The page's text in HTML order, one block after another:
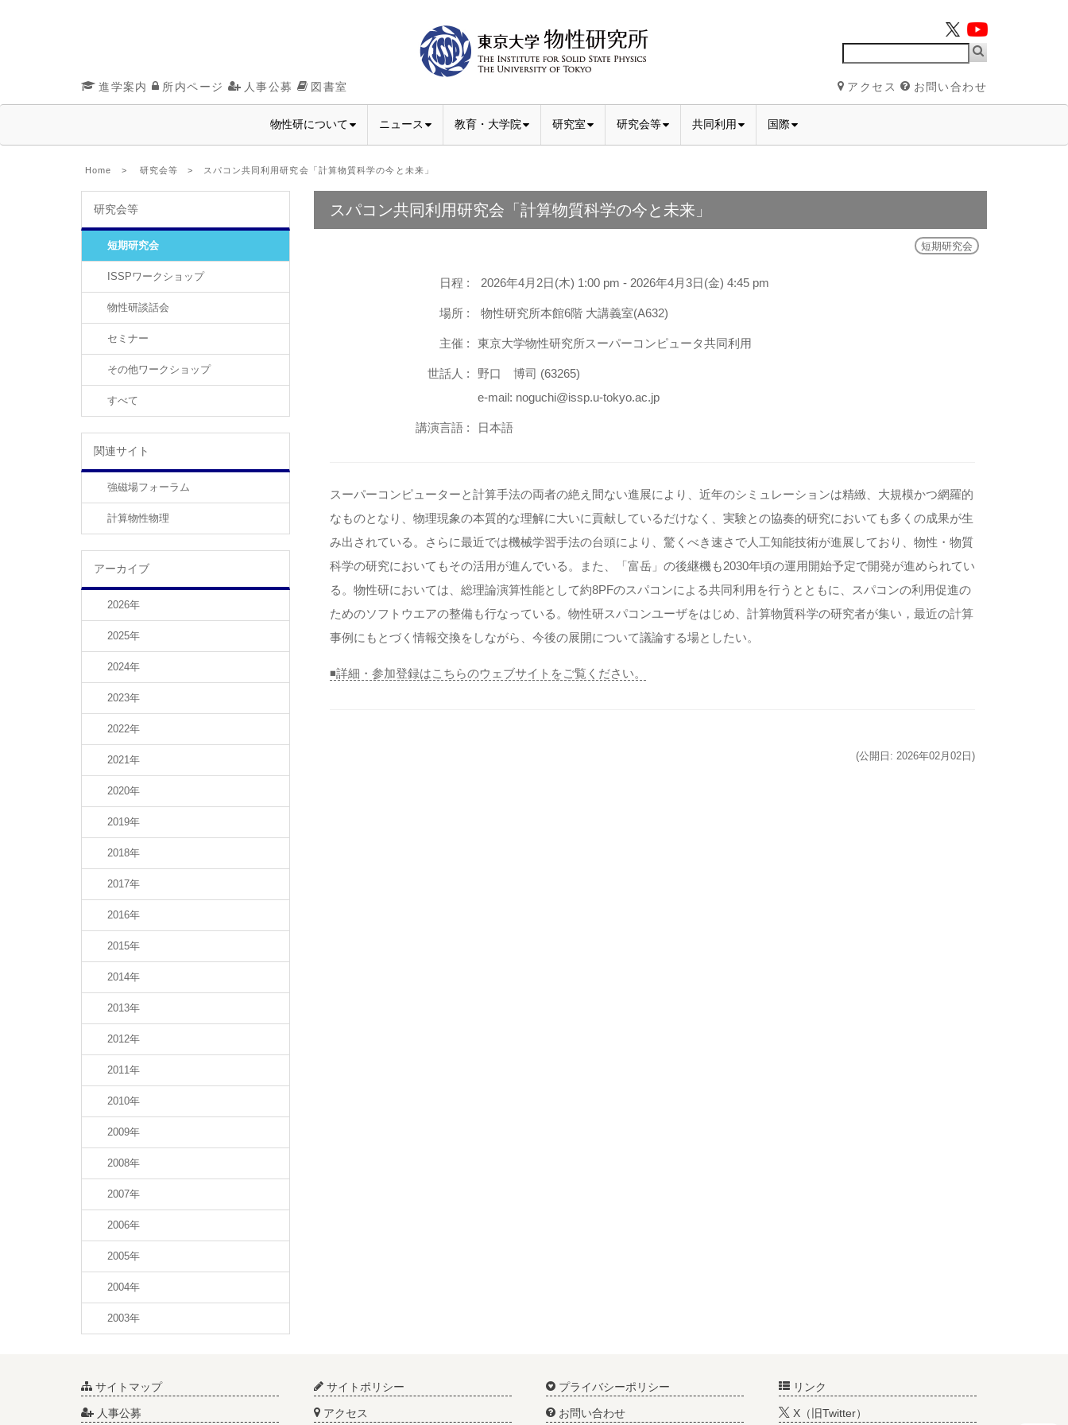
進学案内 所内ページ 人事公募 図書室 アクセス お問い合わせ
物性研について ニュース 教育・大学院 研究室 研究会等 共同利用 国際
Home > 研究会等 > スパコン共同利用研究会「計算物質科学の今と未来」
研究会等
短期研究会
ISSPワークショップ
物性研談話会
セミナー
その他ワークショップ
すべて
関連サイト
強磁場フォーラム
計算物性物理
アーカイブ
2026年
2025年
2024年
2023年
2022年
2021年
2020年
2019年
2018年
2017年
2016年
2015年
2014年
2013年
2012年
2011年
2010年
2009年
2008年
2007年
2006年
2005年
2004年
2003年
スパコン共同利用研究会「計算物質科学の今と未来」
短期研究会
日程 : 2026年4月2日(木) 1:00 pm - 2026年4月3日(金) 4:45 pm
場所 : 物性研究所本館6階 大講義室(A632)
主催 : 東京大学物性研究所スーパーコンピュータ共同利用
世話人 :
野口 博司 (63265)
e-mail: noguchi@issp.u-tokyo.ac.jp
講演言語 : 日本語
スーパーコンピューターと計算手法の両者の絶え間ない進展により、近年のシミュレーションは精緻、大規模かつ網羅的
なものとなり、物理現象の本質的な理解に大いに貢献しているだけなく、実験との協奏的研究においても多くの成果が生
み出されている。さらに最近では機械学習手法の台頭により、驚くべき速さで人工知能技術が進展しており、物性・物質
科学の研究においてもその活用が進んでいる。また、「富岳」の後継機も2030年頃の運用開始予定で開発が進められてい
る。物性研においては、総理論演算性能として約8PFのスパコンによる共同利用を行うとともに、スパコンの利用促進の
ためのソフトウエアの整備も行なっている。物性研スパコンユーザをはじめ、計算物質科学の研究者が集い，最近の計算
事例にもとづく情報交換をしながら、今後の展開について議論する場としたい。
◾️詳細・参加登録はこちらのウェブサイトをご覧ください。
(公開日: 2026年02月02日)
サイトマップ サイトポリシー プライバシーポリシー リンク
人事公募 アクセス お問い合わせ X（旧Twitter）